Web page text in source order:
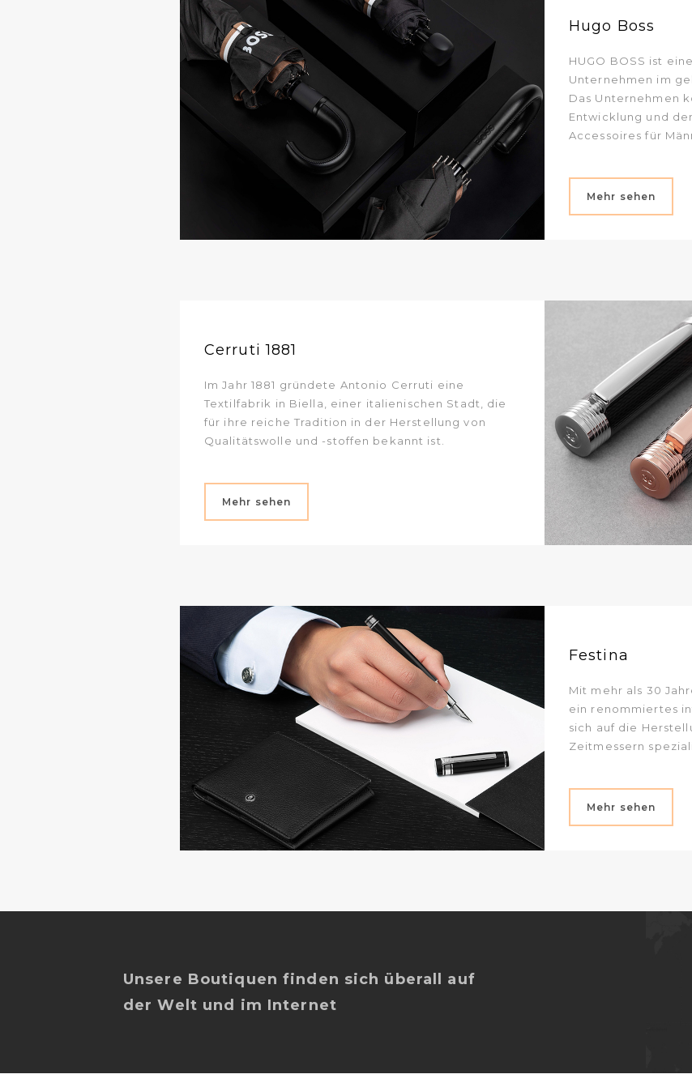
Hugo Boss
HUGO BOSS ist
Unternehmen im
Das Unternehmen
Entwicklung und
Accessoires für
Mehr sehen
Cerruti 1881
Im Jahr 1881 gründete Antonio Cerruti eine
Textilfabrik in Biella, einer italienischen Stadt, die
für ihre reiche Tradition in der Herstellung von
Qualitätswolle und -stoffen bekannt ist.
Mehr sehen
Festina
Mit mehr als 30
ein renommiertes
sich auf die
Zeitmessern
Mehr sehen
Unsere Boutiquen finden sich überall auf
der Welt und im Internet